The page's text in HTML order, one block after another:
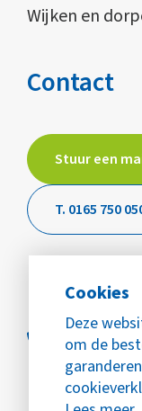
Cookies
Deze
om de
Wijken en
Contact
Stuur een
T. 0165 750